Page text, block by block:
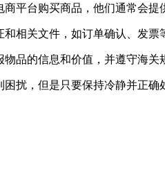
平台购买商品，他们通常会提
相关文件，如订单确认、发票
品的信息和价值，并遵守海关
扰，但是只要保持冷静并正